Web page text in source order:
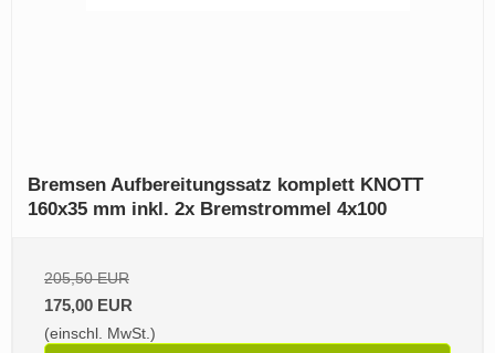
Bremsen Aufbereitungssatz komplett KNOTT
160x35 mm inkl. 2x Bremstrommel 4x100
205,50 EUR
175,00 EUR
(einschl. MwSt.)